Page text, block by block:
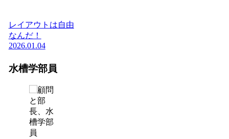
レイアウトは自由
なんだ！
2026.01.04
水槽学部員